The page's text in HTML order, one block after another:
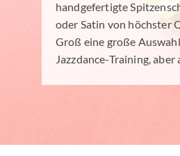
handgefertigte
oder Satin von höchster
Groß eine große
Jazzdance-Training,